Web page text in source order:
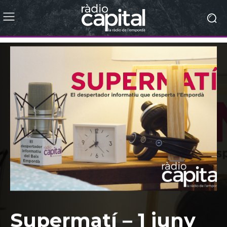
Supermatí – 1 juny